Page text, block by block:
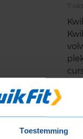
Toestemming
7
de